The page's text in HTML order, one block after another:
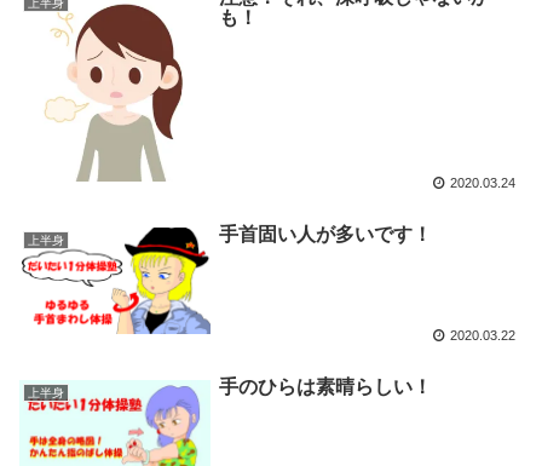
上半身
も！
2020.03.24
上半身 手首固い人が多いです！
2020.03.22
上半身 手のひらは素晴らしい！